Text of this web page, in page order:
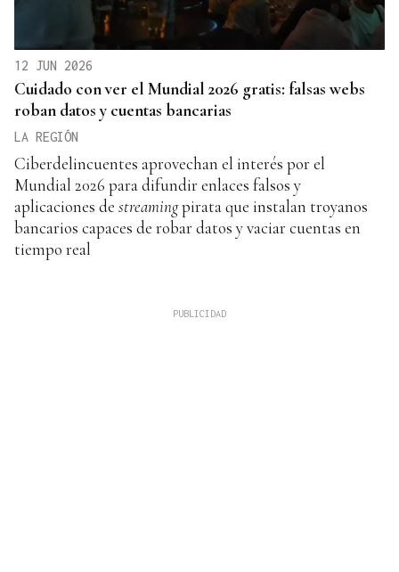
12 JUN 2026
Cuidado con ver el Mundial 2026 gratis: falsas webs
roban datos y cuentas bancarias
LA REGIÓN
Ciberdelincuentes aprovechan el interés por el
Mundial 2026 para difundir enlaces falsos y
aplicaciones de streamingpirata que instalan troyanos
bancarios capaces de robar datos y vaciar cuentas en
tiempo real